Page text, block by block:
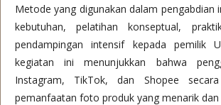
Metode yang digunakan dalam pengabdian
kebutuhan, pelatihan konseptual,
pendampingan intensif kepada pemilik
kegiatan ini menunjukkan bahwa
Instagram, TikTok, dan Shopee
pemanfaatan foto produk yang menarik